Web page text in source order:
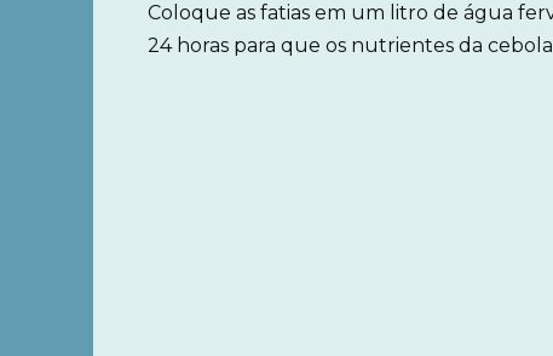
Coloque as fatias em um litro de água
24 horas para que os nutrientes da